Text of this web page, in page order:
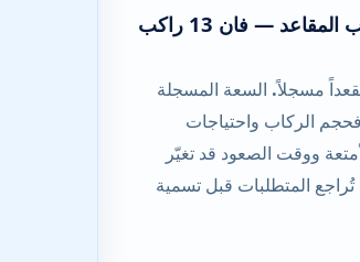
السعة الفعلية وترتيب المقاعد — فان 13 راكب
المطابقة من 13 مقعداً مسجلاً. السعة المسجلة
الركاب واحتياجات
ووقت الصعود قد تغيّر
تُراجع المتطلبات قبل تسمية